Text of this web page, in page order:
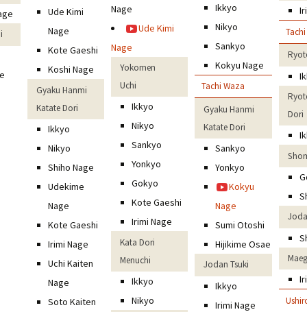
Ude Kimi
Nage
Kote Gaeshi
Koshi Nage
Gyaku Hanmi
Katate Dori
Ikkyo
Nikyo
Shiho Nage
Udekime
Nage
Kote Gaeshi
Irimi Nage
Uchi Kaiten
Nage
Soto Kaiten
Nage
Ude Kimi
Nage
Yokomen
Uchi
Ikkyo
Nikyo
Sankyo
Yonkyo
Gokyo
Kote Gaeshi
Irimi Nage
Kata Dori
Menuchi
Ikkyo
Nikyo
Ikkyo
Nikyo
Sankyo
Kokyu Nage
Tachi Waza
Gyaku Hanmi
Katate Dori
Sankyo
Yonkyo
Kokyu
Nage
Sumi Otoshi
Hijikime Osae
Jodan Tsuki
Ikkyo
Irimi Nage
Dori